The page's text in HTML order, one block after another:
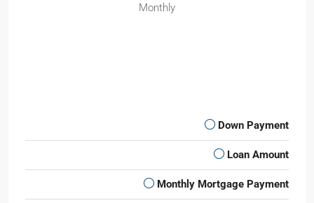
Monthly
Down Payment
Loan Amount
Monthly Mortgage Payment